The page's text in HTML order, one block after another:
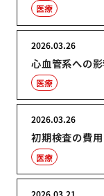
医療
心血管系への
2026.03.26
医療
初期検査の費
2026.03.26
医療
2026.03.21